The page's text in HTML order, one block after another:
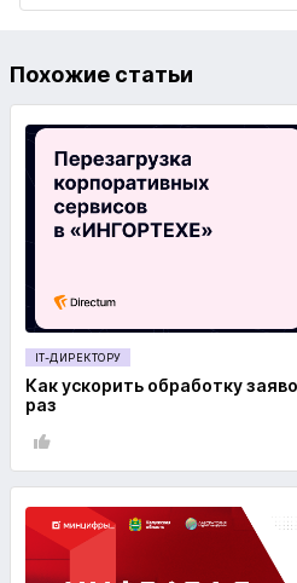
Похожие статьи
IT-ДИРЕКТОРУ
Как ускорить обработку
раз